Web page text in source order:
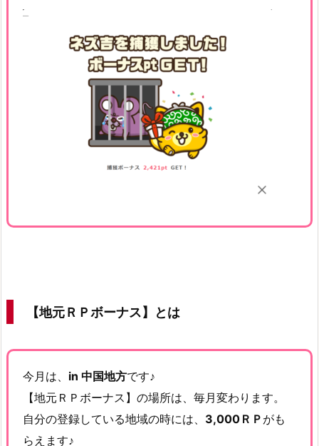
【地元ＲＰボーナス】とは
今月は、 in 中国地方です♪
【地元ＲＰボーナス】の場所は、毎月変わります。
自分の登録している地域の時には、 3,000ＲＰ がも
らえます♪